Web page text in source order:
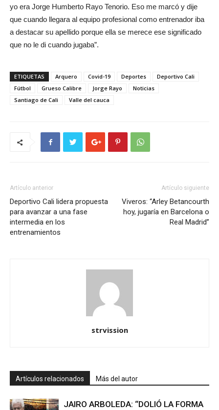
yo era Jorge Humberto Rayo Tenorio. Eso me marcó y dije
que cuando llegara al equipo profesional como entrenador iba
a destacar su apellido porque ella se merece ese significado
que no le di cuando jugaba”.
ETIQUETAS Arquero Covid-19 Deportes
Deportivo Cali
Fútbol
Grueso Calibre Jorge Rayo
Noticias
Santiago de Cali
Valle del cauca
Artículo anterior
Deportivo Cali lidera propuesta
para avanzar a una fase
intermedia en los
entrenamientos
Artículo siguiente
Viveros: “Arley Betancourth
hoy, jugaría en Barcelona o
Real Madrid”
strvission
Artículos relacionados Más del autor
JAIRO ARBOLEDA: “DOLIÓ LA FORMA